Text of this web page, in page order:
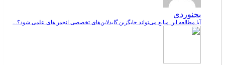
بجنوردی
آیا مطالعه این منابع می‌تواند جایگزین گایدلاین‌های تخصصی انجمن‌های علمی شود؟...